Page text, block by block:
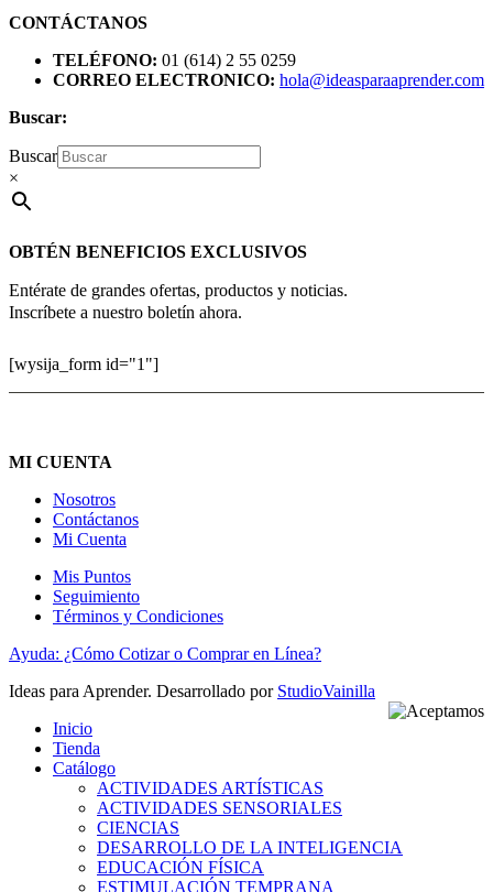
CONTÁCTANOS
TELÉFONO: 01 (614) 2 55 0259
CORREO ELECTRONICO: hola@ideasparaaprender.com
Buscar:
Buscar
×
OBTÉN BENEFICIOS EXCLUSIVOS
Entérate de grandes ofertas, productos y noticias.
Inscríbete a nuestro boletín ahora.
[wysija_form id="1"]
MI CUENTA
Nosotros
Contáctanos
Mi Cuenta
Mis Puntos
Seguimiento
Términos y Condiciones
Ayuda: ¿Cómo Cotizar o Comprar en Línea?
Ideas para Aprender. Desarrollado por StudioVainilla
Inicio
Tienda
Catálogo
ACTIVIDADES ARTÍSTICAS
ACTIVIDADES SENSORIALES
CIENCIAS
DESARROLLO DE LA INTELIGENCIA
EDUCACIÓN FÍSICA
ESTIMULACIÓN TEMPRANA